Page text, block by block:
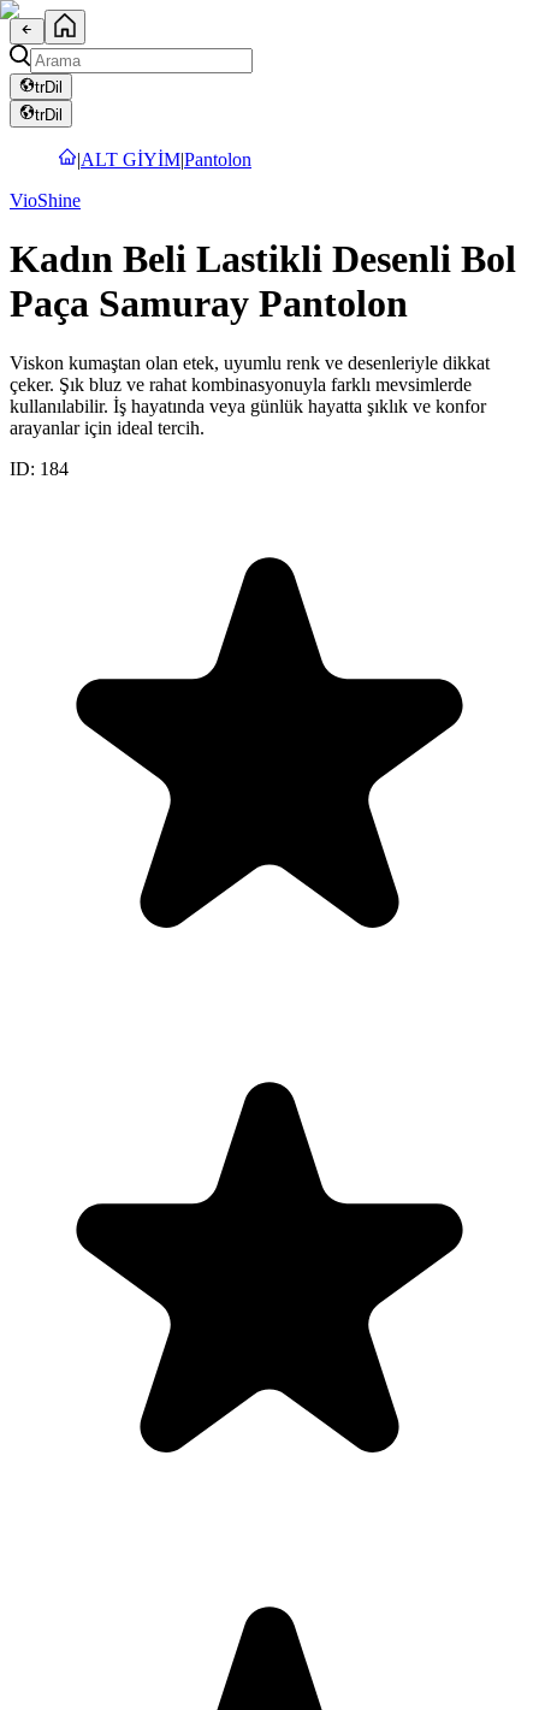
trDil
trDil
|ALT GİYİM|Pantolon
VioShine
Kadın Beli Lastikli Desenli Bol
Paça Samuray Pantolon
Viskon kumaştan olan etek, uyumlu renk ve desenleriyle dikkat
çeker. Şık bluz ve rahat kombinasyonuyla farklı mevsimlerde
kullanılabilir. İş hayatında veya günlük hayatta şıklık ve konfor
arayanlar için ideal tercih.
ID: 184